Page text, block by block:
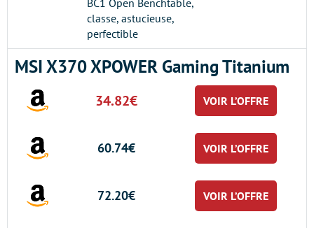
MSI X370 XPOWER Gaming Titanium
34.82€ VOIR L’OFFRE
60.74€ VOIR L’OFFRE
72.20€ VOIR L’OFFRE